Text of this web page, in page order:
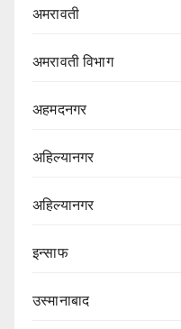
अमरावती
अमरावती विभाग‌
अहमदनगर
अहिल्यानगर
अहिल्यानगर
इन्साफ
उस्मानाबाद